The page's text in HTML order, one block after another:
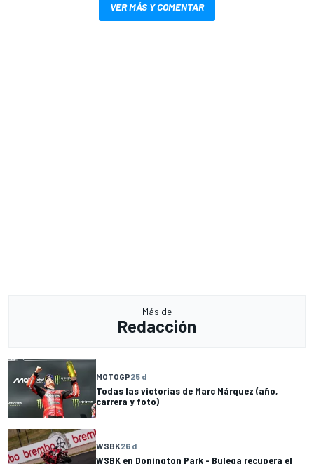
VER MÁS Y COMENTAR
Más de
Redacción
MOTOGP25 d
Todas las victorias de Marc Márquez (año,
carrera y foto)
WSBK26 d
WSBK en Donington Park - Bulega recupera el